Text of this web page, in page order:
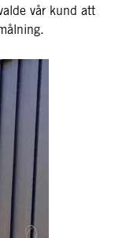
vår kund att